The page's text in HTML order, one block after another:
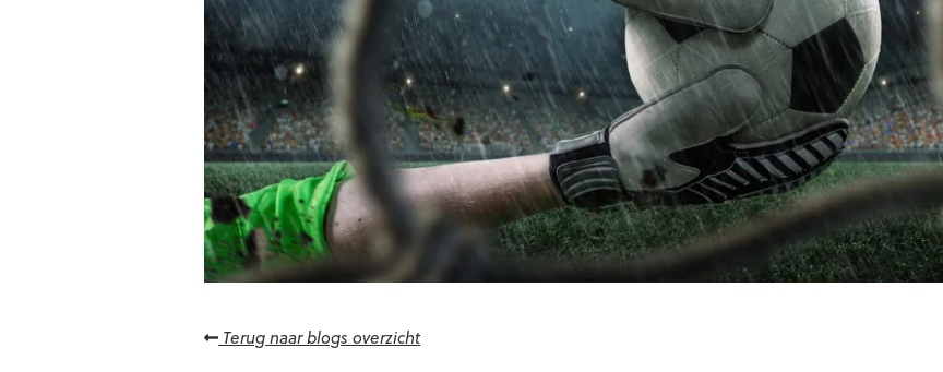
Terug naar blogs overzicht